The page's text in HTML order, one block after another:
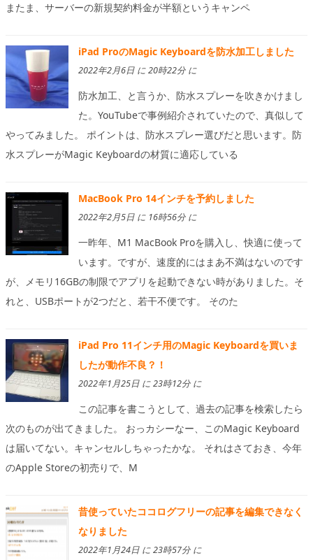
またま、サーバーの新規契約料金が半額というキャンペ
iPad ProのMagic Keyboardを防水加工しました
2022年2月6日 に 20時22分 に
防水加工、と言うか、防水スプレーを吹きかけまし
た。YouTubeで事例紹介されていたので、真似して
やってみました。 ポイントは、防水スプレー選びだと思います。防
水スプレーがMagic Keyboardの材質に適応している
MacBook Pro 14インチを予約しました
2022年2月5日 に 16時56分 に
一昨年、M1 MacBook Proを購入し、快適に使って
います。ですが、速度的にはまあ不満はないのです
が、メモリ16GBの制限でアプリを起動できない時がありました。そ
れと、USBポートが2つだと、若干不便です。 そのた
iPad Pro 11インチ用のMagic Keyboardを買いま
したが動作不良？！
2022年1月25日 に 23時12分 に
この記事を書こうとして、過去の記事を検索したら
次のものが出てきました。 おっカシーなー、このMagic Keyboard
は届いてない。キャンセルしちゃったかな。 それはさておき、今年
のApple Storeの初売りで、M
昔使っていたココログフリーの記事を編集できなく
なりました
2022年1月24日 に 23時57分 に